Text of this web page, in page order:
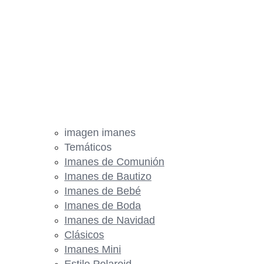
imagen imanes
Temáticos
Imanes de Comunión
Imanes de Bautizo
Imanes de Bebé
Imanes de Boda
Imanes de Navidad
Clásicos
Imanes Mini